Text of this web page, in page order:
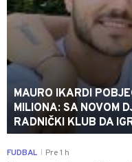
MAURO IKARDI
MILIONA: SA NOVOM
RADNIČKI KLUB DA
FUDBAL Pre 1 h